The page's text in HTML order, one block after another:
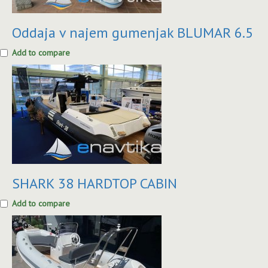
Oddaja v najem gumenjak BLUMAR 6.5
Add to compare
SHARK 38 HARDTOP CABIN
Add to compare